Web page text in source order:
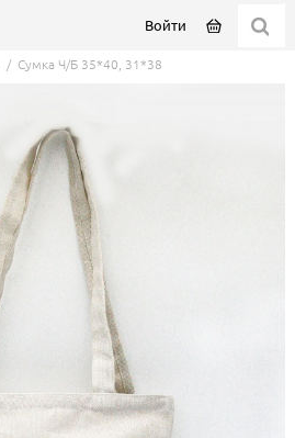
Войти
/ Сумка Ч/Б 35*40, 31*38